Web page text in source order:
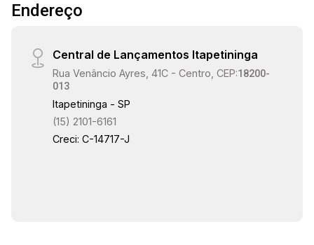
Endereço
Central de Lançamentos Itapetininga
Rua Venâncio Ayres, 41C - Centro, CEP:18200-
013
Itapetininga - SP
(15) 2101-6161
Creci: C-14717-J